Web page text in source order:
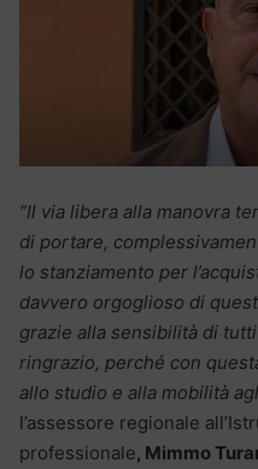
“Il via libera alla manovra
di portare,
lo stanziamento per
davvero orgoglioso di
grazie alla sensibilità di
ringrazio, perché con
allo studio e alla mobilità
l’assessore regionale
professionale, Mimmo